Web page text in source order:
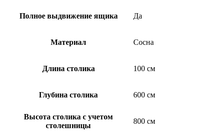
Полное выдвижение ящика Да
Материал Сосна
Длина столика 100 см
Глубина столика 600 см
Высота столика с учетом
столешницы
800 см